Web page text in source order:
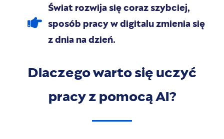
Świat rozwija się coraz szybciej,
sposób pracy w digitalu zmienia się
z dnia na dzień.
Dlaczego warto się uczyć
pracy z pomocą AI?